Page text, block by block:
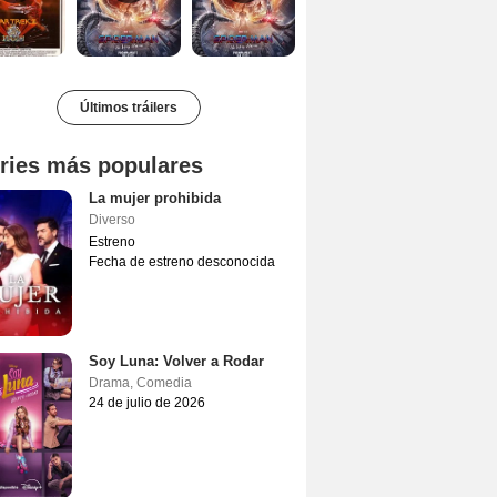
Últimos tráilers
más populares
La mujer prohibida
Diverso
Estreno
Fecha de estreno desconocida
Soy Luna: Volver a Rodar
Drama, Comedia
24 de julio de 2026